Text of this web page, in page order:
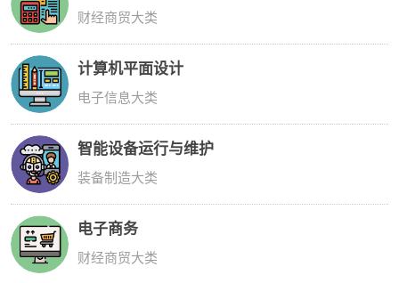
财经商贸大类
计算机平面设计
电子信息大类
智能设备运行与维护
装备制造大类
电子商务
财经商贸大类